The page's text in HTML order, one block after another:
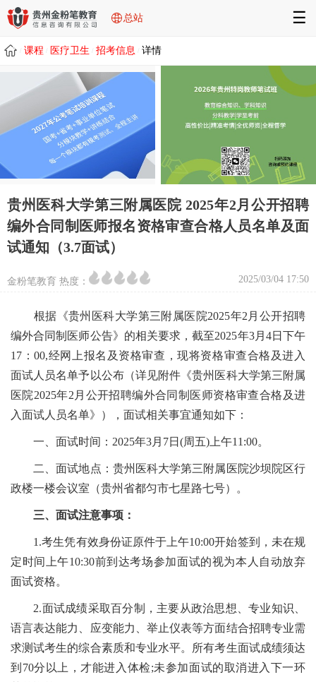
总站 ☰
课程 医疗卫生 招考信息 详情
贵州医科大学第三附属医院 2025年2月公开招聘
编外合同制医师报名资格审查合格人员名单及面
试通知（3.7面试）
金粉笔教育 热度： 2025/03/04 17:50
根据《贵州医科大学第三附属医院2025年2月公开招聘
编外合同制医师公告》的相关要求，截至2025年3月4日下午
17：00,经网上报名及资格审查，现将资格审查合格及进入
面试人员名单予以公布（详见附件《贵州医科大学第三附属
医院2025年2月公开招聘编外合同制医师资格审查合格及进
入面试人员名单》），面试相关事宜通知如下：
一、面试时间：2025年3月7日(周五)上午11:00。
二、面试地点：贵州医科大学第三附属医院沙坝院区行
政楼一楼会议室（贵州省都匀市七星路七号）。
三、面试注意事项：
1.考生凭有效身份证原件于上午10:00开始签到，未在规
定时间上午10:30前到达考场参加面试的视为本人自动放弃
面试资格。
2.面试成绩采取百分制，主要从政治思想、专业知识、
语言表达能力、应变能力、举止仪表等方面结合招聘专业需
求测试考生的综合素质和专业水平。所有考生面试成绩须达
到70分以上，才能进入体检;未参加面试的取消进入下一环